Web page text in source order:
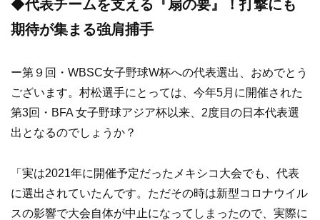
◆代表チームを支える『扇の要』！打撃にも
期待が集まる強肩捕手
ー第９回・WBSC女子野球W杯への代表選出、おめでとう
ございます。村松選手にとっては、今年5月に開催された
第3回・BFA 女子野球アジア杯以来、2度目の日本代表選
出となるのでしょうか？
「実は2021年に開催予定だったメキシコ大会でも、代表
に選出されていたんです。ただその時は新型コロナウイル
スの影響で大会自体が中止になってしまったので、実際に